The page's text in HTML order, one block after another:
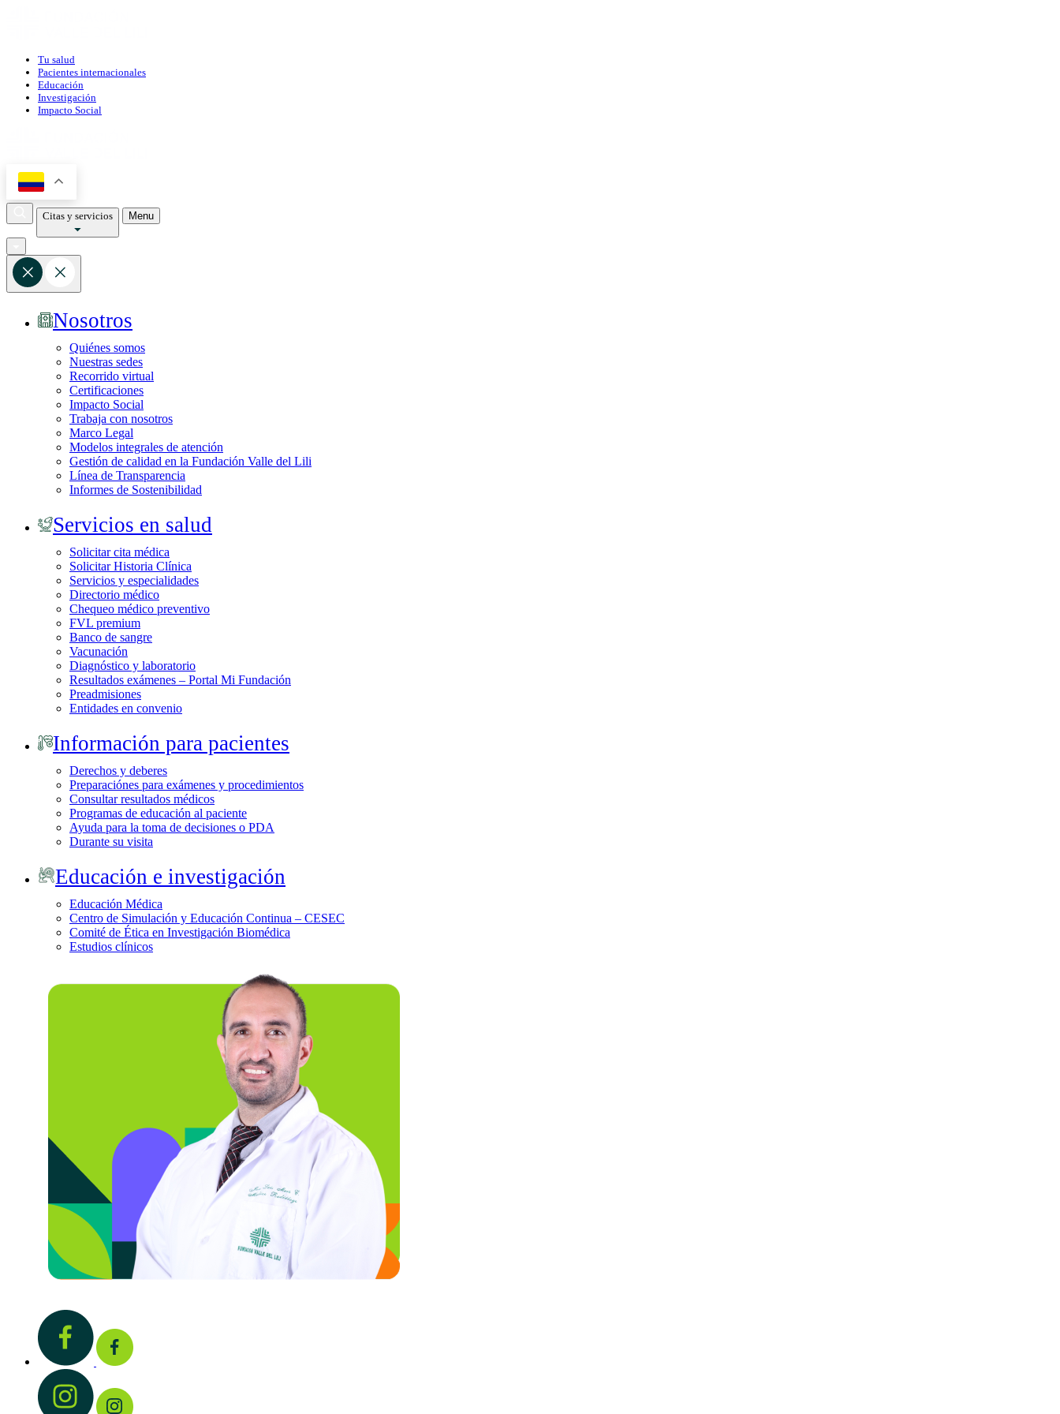
Tu salud
Pacientes internacionales
Educación
Investigación
Impacto Social
Citas y servicios Menu
Nosotros
Quiénes somos
Nuestras sedes
Recorrido virtual
Certificaciones
Impacto Social
Trabaja con nosotros
Marco Legal
Modelos integrales de atención
Gestión de calidad en la Fundación Valle del Lili
Línea de Transparencia
Informes de Sostenibilidad
Servicios en salud
Solicitar cita médica
Solicitar Historia Clínica
Servicios y especialidades
Directorio médico
Chequeo médico preventivo
FVL premium
Banco de sangre
Vacunación
Diagnóstico y laboratorio
Resultados exámenes – Portal Mi Fundación
Preadmisiones
Entidades en convenio
Información para pacientes
Derechos y deberes
Preparaciónes para exámenes y procedimientos
Consultar resultados médicos
Programas de educación al paciente
Ayuda para la toma de decisiones o PDA
Durante su visita
Educación e investigación
Educación Médica
Centro de Simulación y Educación Continua – CESEC
Comité de Ética en Investigación Biomédica
Estudios clínicos